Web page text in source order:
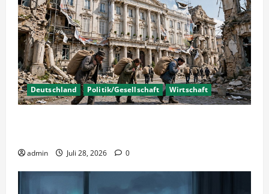
Deutschland Politik/Gesellschaft Wirtschaft
admin Juli 28, 2026 0